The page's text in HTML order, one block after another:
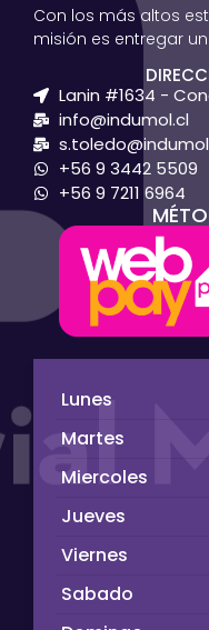
Con los más altos
misión es entregar
Lanin #1634 -
info@indumol.cl
+56 9 3442 5509
+56 9 7211 6964
Lunes
Martes
Miercoles
Jueves
Viernes
Sabado